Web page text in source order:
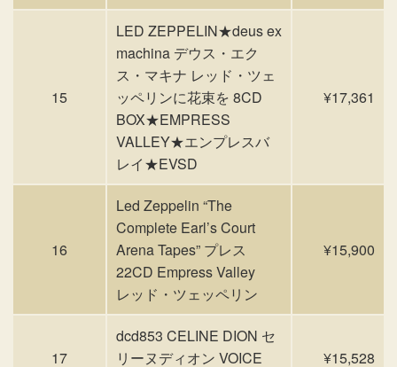
15
LED ZEPPELIN★deus ex
machina デウス・エク
ス・マキナ レッド・ツェ
ッペリンに花束を 8CD
BOX★EMPRESS
VALLEY★エンプレスバ
レイ★EVSD
¥17,361
16
Led Zeppelin “The
Complete Earl’s Court
Arena Tapes” プレス
22CD Empress Valley
レッド・ツェッペリン
¥15,900
17
dcd853 CELINE DION セ
リーヌディオン VOICE
¥15,528